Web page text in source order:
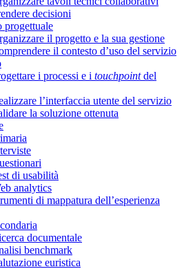
decisioni
progettuale
il progetto e la sua gestione
il contesto d’uso del servizio
i processi e i touchpointdel
l’interfaccia utente del servizio
la soluzione ottenuta
di usabilità
analytics
di mappatura dell’esperienza
documentale
benchmark
euristica